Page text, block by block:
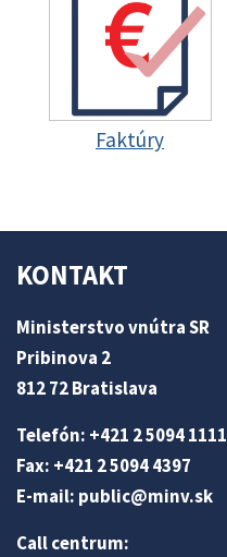
Faktúry
KONTAKT
Ministerstvo vnútra SR
Pribinova 2
812 72 Bratislava
Telefón: +421 2 5094 1111
Fax: +421 2 5094 4397
E-mail: public@minv.sk
Call centrum: